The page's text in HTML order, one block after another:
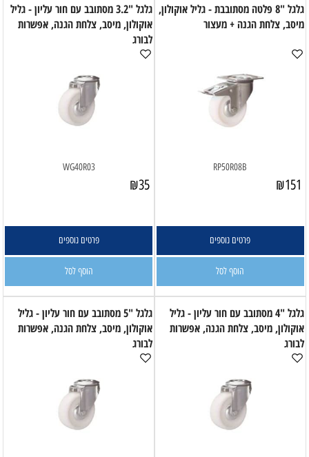
גלגל "8 פלטה מסתובבת - גליל אוקולון,
מיסב, צלחת הגנה + מעצור
RP50R08B
₪151
פרטים נוספים
הוסף לסל
גלגל "3.2 מסתובב עם חור עליון - גליל
אוקולון, מיסב, צלחת הגנה, אפשרות
לבורג
WG40R03
₪35
פרטים נוספים
הוסף לסל
גלגל "4 מסתובב עם חור עליון - גליל
אוקולון, מיסב, צלחת הגנה, אפשרות
לבורג
גלגל "5 מסתובב עם חור עליון - גליל
אוקולון, מיסב, צלחת הגנה, אפשרות
לבורג